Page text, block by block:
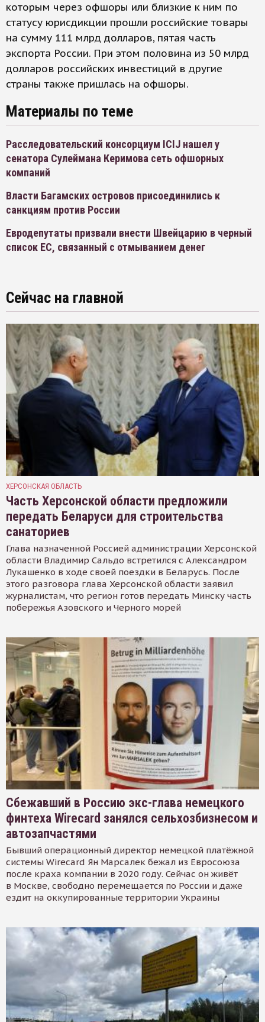
которым через офшоры или близкие к ним по
статусу юрисдикции прошли российские товары
на сумму 111 млрд долларов, пятая часть
экспорта России. При этом половина из 50 млрд
долларов российских инвестиций в другие
страны также пришлась на офшоры.
Материалы по теме
Расследовательский консорциум ICIJ нашел у
сенатора Сулеймана Керимова сеть офшорных
компаний
Власти Багамских островов присоединились к
санкциям против России
Евродепутаты призвали внести Швейцарию в черный
список ЕС, связанный с отмыванием денег
Сейчас на главной
ХЕРСОНСКАЯ ОБЛАСТЬ
Часть Херсонской области предложили
передать Беларуси для строительства
санаториев
Глава назначенной Россией администрации Херсонской
области Владимир Сальдо встретился с Александром
Лукашенко в ходе своей поездки в Беларусь. После
этого разговора глава Херсонской области заявил
журналистам, что регион готов передать Минску часть
побережья Азовского и Черного морей
Сбежавший в Россию экс-глава немецкого
финтеха Wirecard занялся сельхозбизнесом и
автозапчастями
Бывший операционный директор немецкой платёжной
системы Wirecard Ян Марсалек бежал из Евросоюза
после краха компании в 2020 году. Сейчас он живёт
в Москве, свободно перемещается по России и даже
ездит на оккупированные территории Украины